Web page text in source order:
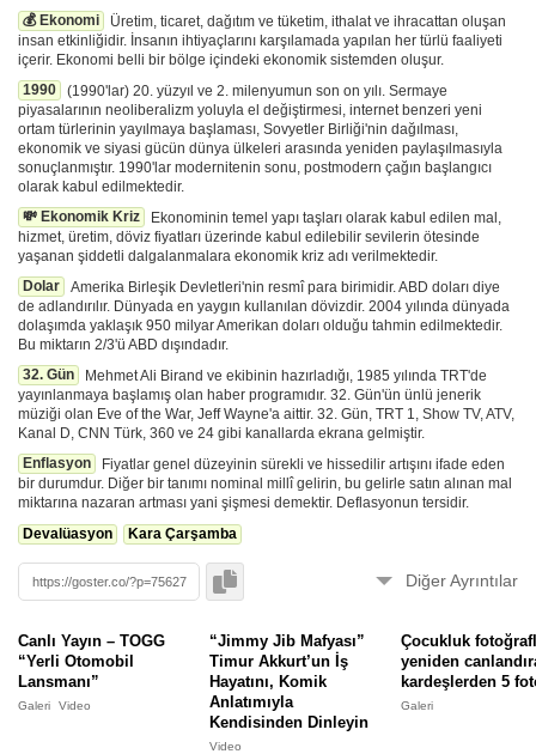
💰 Ekonomi
Üretim, ticaret, dağıtım ve tüketim, ithalat ve ihracattan oluşan
insan etkinliğidir. İnsanın ihtiyaçlarını karşılamada yapılan her türlü faaliyeti
içerir. Ekonomi belli bir bölge içindeki ekonomik sistemden oluşur.
1990
(1990'lar) 20. yüzyıl ve 2. milenyumun son on yılı. Sermaye
piyasalarının neoliberalizm yoluyla el değiştirmesi, internet benzeri yeni
ortam türlerinin yayılmaya başlaması, Sovyetler Birliği'nin dağılması,
ekonomik ve siyasi gücün dünya ülkeleri arasında yeniden paylaşılmasıyla
sonuçlanmıştır. 1990'lar modernitenin sonu, postmodern çağın başlangıcı
olarak kabul edilmektedir.
💸 Ekonomik Kriz
Ekonominin temel yapı taşları olarak kabul edilen mal,
hizmet, üretim, döviz fiyatları üzerinde kabul edilebilir sevilerin ötesinde
yaşanan şiddetli dalgalanmalara ekonomik kriz adı verilmektedir.
Dolar
Amerika Birleşik Devletleri'nin resmî para birimidir. ABD doları diye
de adlandırılır. Dünyada en yaygın kullanılan dövizdir. 2004 yılında dünyada
dolaşımda yaklaşık 950 milyar Amerikan doları olduğu tahmin edilmektedir.
Bu miktarın 2/3'ü ABD dışındadır.
32. Gün
Mehmet Ali Birand ve ekibinin hazırladığı, 1985 yılında TRT'de
yayınlanmaya başlamış olan haber programıdır. 32. Gün'ün ünlü jenerik
müziği olan Eve of the War, Jeff Wayne'a aittir. 32. Gün, TRT 1, Show TV, ATV,
Kanal D, CNN Türk, 360 ve 24 gibi kanallarda ekrana gelmiştir.
Enflasyon
Fiyatlar genel düzeyinin sürekli ve hissedilir artışını ifade eden
bir durumdur. Diğer bir tanımı nominal millî gelirin, bu gelirle satın alınan mal
miktarına nazaran artması yani şişmesi demektir. Deflasyonun tersidir.
Devalüasyon
Kara Çarşamba
Diğer Ayrıntılar
Görüntüleyemiyorsanız bildirin . ⚠️
Bu formile oturum açmadan eklendi.
Bu Gönderiyi Raporla
Canlı Yayın – TOGG
“Yerli Otomobil
Lansmanı”
Galeri Video
“Jimmy Jib Mafyası”
Timur Akkurt’un İş
Hayatını, Komik
Anlatımıyla
Kendisinden Dinleyin
Video
Çocukluk
yeniden
kardeşlerden 5
Galeri